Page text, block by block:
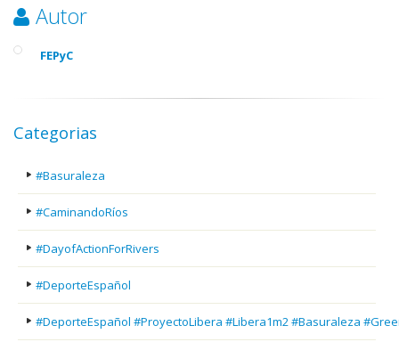
Autor
FEPyC
Categorias
#Basuraleza
#CaminandoRíos
#DayofActionForRivers
#DeporteEspañol
#DeporteEspañol #ProyectoLibera #Libera1m2 #Basuraleza